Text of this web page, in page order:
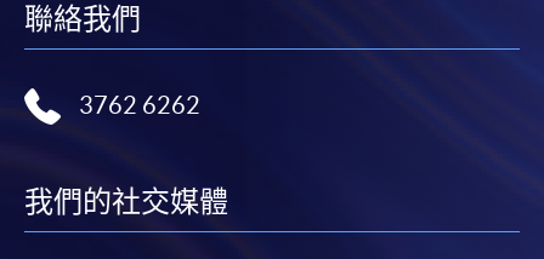
聯絡我們
3762 6262
我們的社交媒體